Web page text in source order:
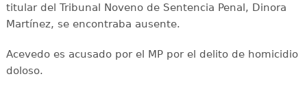
titular del Tribunal Noveno de Sentencia Penal, Dinora
Martínez, se encontraba ausente.
Acevedo es acusado por el MP por el delito de homicidio
doloso.